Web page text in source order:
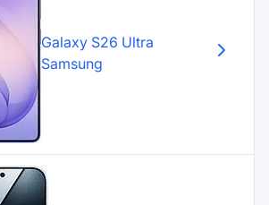
Galaxy S26 Ultra
Samsung